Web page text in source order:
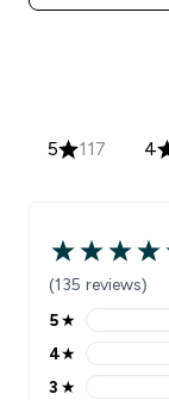
5 117 4
(135 reviews)
5★
4★
3 ★